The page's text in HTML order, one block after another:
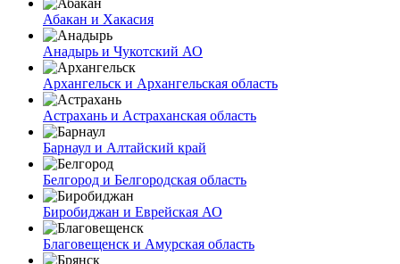
Абакан и Хакасия
Анадырь и Чукотский АО
Архангельск и Архангельская область
Астрахань и Астраханская область
Барнаул и Алтайский край
Белгород и Белгородская область
Биробиджан и Еврейская АО
Благовещенск и Амурская область